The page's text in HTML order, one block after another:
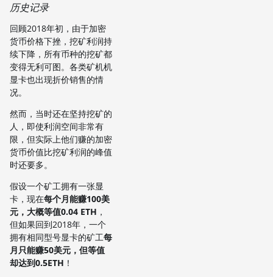
历史记录
回顾2018年初，由于加密
货币价格下挫，挖矿利润持
续下降，所有币种的挖矿都
变得无利可图。各类矿机机
显卡也出现折价销售的情
况。
然而，当时还在坚持挖矿的
人，即使利润空间非常有
限，但实际上他们赚的加密
货币价值比挖矿利润的峰值
时还要多。
假设一个矿工拥有一张显
卡，现在每个月能赚100美
元，大概等值0.04 ETH ，
但如果回到2018年，一个
拥有相同型号显卡的矿工每
月只能赚50美元，但等值
却达到0.5ETH ！